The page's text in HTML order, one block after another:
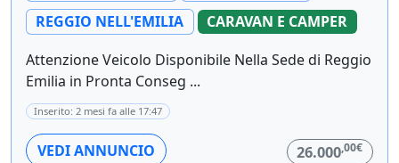
REGGIO NELL'EMILIA
CARAVAN E CAMPER
Attenzione Veicolo Disponibile Nella Sede di Reggio
Emilia in Pronta Conseg ...
Inserito: 2 mesi fa alle 17:47
VEDI ANNUNCIO 26.000,00€